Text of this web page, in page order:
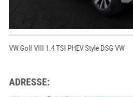
VW Golf VIII 1.4 TSI PHEV Style DSG VW
ADRESSE: